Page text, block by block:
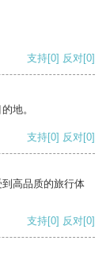
支持[0] 反对[0]
地。
支持[0] 反对[0]
高品质的旅行体
支持[0] 反对[0]